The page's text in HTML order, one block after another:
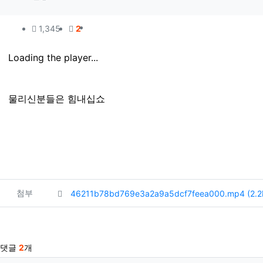
컨텐츠 정보
1,345조회2댓글
본문
Loading the player...
물리신분들은 힘내십쇼
관련자료
첨부 46211b78bd769e3a2a9a5dcf7feea000.mp4 파일
댓글 2개